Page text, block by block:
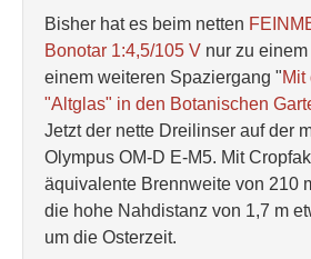
Bisher hat es beim netten
Bonotar 1:4,5/105 V nur zu
einem weiteren Spaziergang "Mit
"Altglas" in den Botanischen
Jetzt der nette Dreilinser auf der
Olympus OM-D E-M5. Mit
äquivalente Brennweite von 210
die hohe Nahdistanz von 1,7 m
um die Osterzeit.